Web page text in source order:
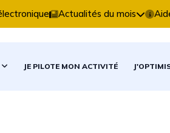
accompagne dans vos
Actualités du mois
JE PILOTE MON ACTIVITÉ